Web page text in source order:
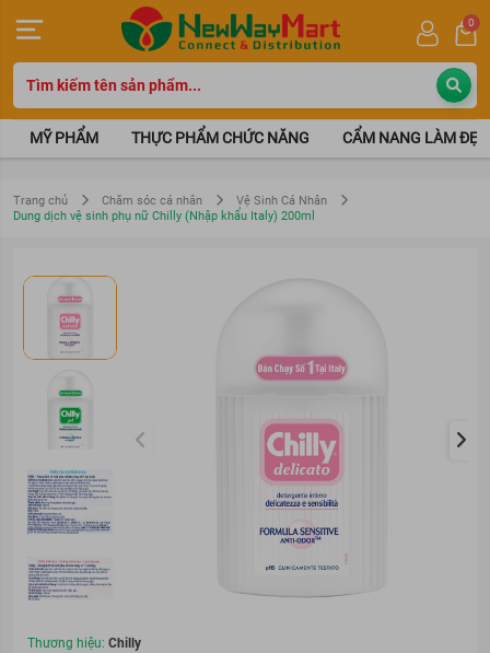
0
MỸ PHẨM THỰC PHẨM CHỨC NĂNG CẨM NANG LÀM ĐẸP
Trang chủ Chăm sóc cá nhân
Vệ Sinh Cá Nhân
Dung dịch vệ sinh phụ nữ Chilly (Nhập khẩu Italy) 200ml
Thương hiệu: Chilly